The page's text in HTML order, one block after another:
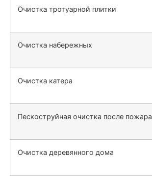
Очистка тротуарной плитки
Очистка набережных
Очистка катера
Пескоструйная очистка после пожара
Очистка деревянного дома